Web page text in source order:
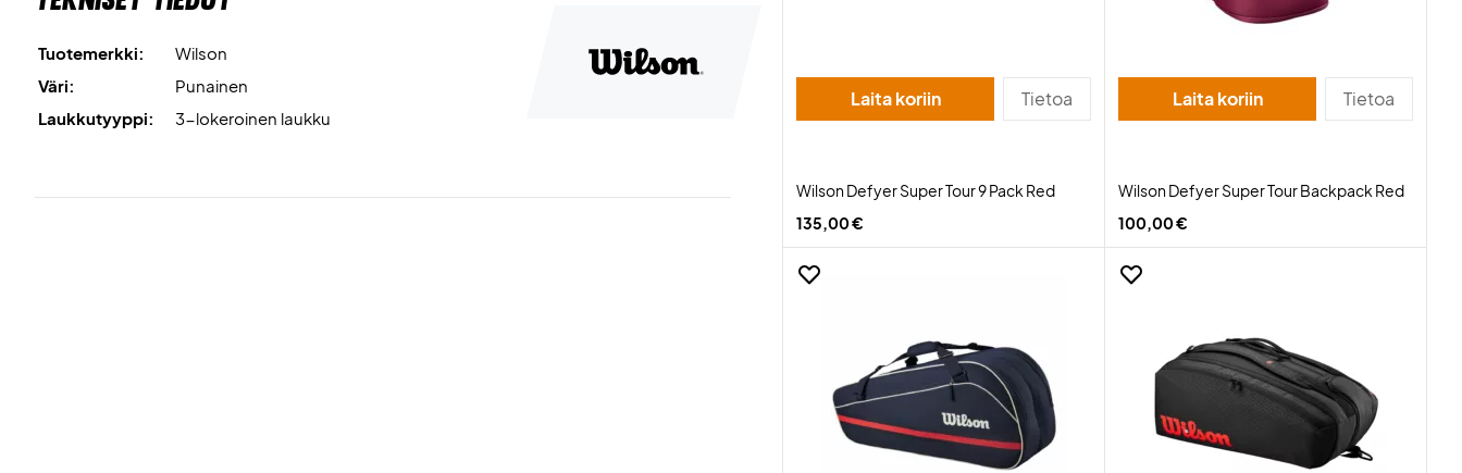
Tuotemerkki:
Wilson
Väri:
Punainen
Laukkutyyppi:
3-lokeroinen laukku
Laita koriin Tietoa
Wilson Defyer Super Tour 9 Pack Red
135,00 €
Laita koriin Tietoa
Wilson Defyer Super Tour Backpack Red
100,00 €